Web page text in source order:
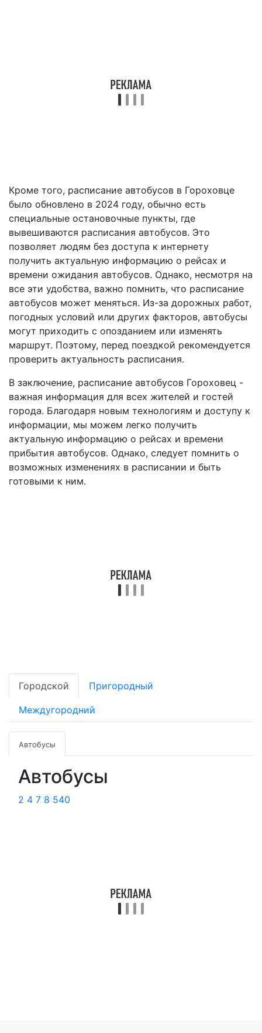
Кроме того, расписание автобусов в Гороховце
было обновлено в 2024 году, обычно есть
специальные остановочные пункты, где
вывешиваются расписания автобусов. Это
позволяет людям без доступа к интернету
получить актуальную информацию о рейсах и
времени ожидания автобусов. Однако, несмотря на
все эти удобства, важно помнить, что расписание
автобусов может меняться. Из-за дорожных работ,
погодных условий или других факторов, автобусы
могут приходить с опозданием или изменять
маршрут. Поэтому, перед поездкой рекомендуется
проверить актуальность расписания.
В заключение, расписание автобусов Гороховец -
важная информация для всех жителей и гостей
города. Благодаря новым технологиям и доступу к
информации, мы можем легко получить
актуальную информацию о рейсах и времени
прибытия автобусов. Однако, следует помнить о
возможных изменениях в расписании и быть
готовыми к ним.
Городской Пригородный
Междугородний
Автобусы
Автобусы
2 4 7 8 540